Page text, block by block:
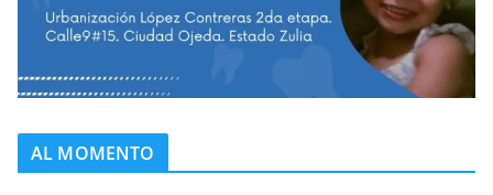
AL MOMENTO